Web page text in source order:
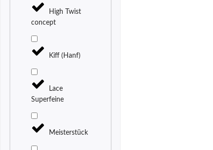
High Twist
concept
Kiff (Hanf)
Lace
Superfeine
Meisterstück